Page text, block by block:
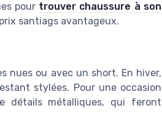
pour trouver chaussure à son
santiags avantageux.
nues ou avec un short. En hiver,
stylées. Pour une occasion
détails métalliques, qui feront